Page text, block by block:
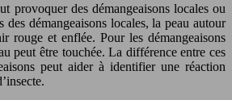
provoquer des démangeaisons locales ou
des démangeaisons locales, la peau autour
rouge et enflée. Pour les démangeaisons
peut être touchée. La différence entre ces
peut aider à identifier une réaction